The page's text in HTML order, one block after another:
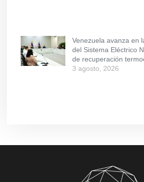
Venezuela avanza en
del Sistema Eléctrico
de recuperación
3 agosto, 2026